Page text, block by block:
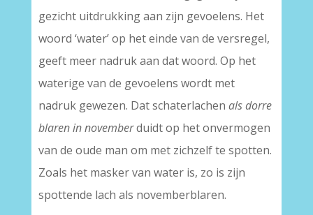
gezicht uitdruk­king aan zijn gevoelens. Het
woord ‘water’ op het einde van de versregel,
geeft meer nadruk aan dat woord. Op het
waterige van de gevoelens wordt met
nadruk gewezen. Dat schaterlachen als dorre
blaren in novemberduidt op het onvermogen
van de oude man om met zichzelf te spotten.
Zoals het masker van water is, zo is zijn
spottende lach als novemberblaren.